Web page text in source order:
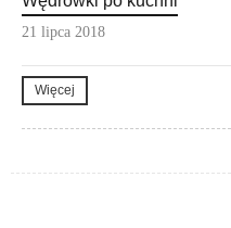
21 lipca 2018
Więcej